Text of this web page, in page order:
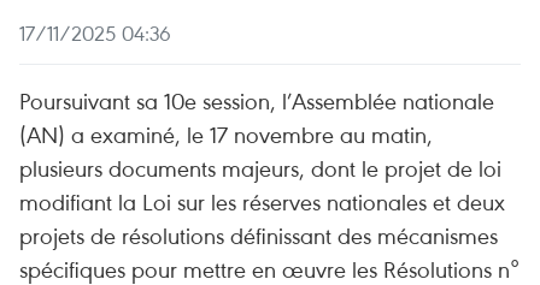
17/11/2025 04:36
Poursuivant sa 10e session, l’Assemblée nationale
(AN) a examiné, le 17 novembre au matin,
plusieurs documents majeurs, dont le projet de loi
modifiant la Loi sur les réserves nationales et deux
projets de résolutions définissant des mécanismes
spécifiques pour mettre en œuvre les Résolutions n°